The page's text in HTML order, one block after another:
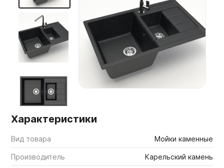
Мебельные образцы, каталоги
Характеристики
Вид товара Мойки каменные
Производитель Карельский камень